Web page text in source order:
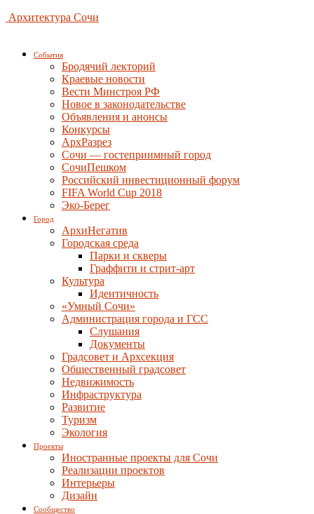
Архитектура Сочи
События
Бродячий лекторий
Краевые новости
Вести Минстроя РФ
Новое в законодательстве
Объявления и анонсы
Конкурсы
АрхРазрез
Сочи — гостеприимный город
СочиПешком
Российский инвестиционный форум
FIFA World Cup 2018
Эко-Берег
Город
АрхиНегатив
Городская среда
Парки и скверы
Граффити и стрит-арт
Культура
Идентичность
«Умный Сочи»
Администрация города и ГСС
Слушания
Документы
Градсовет и Архсекция
Общественный градсовет
Недвижимость
Инфраструктура
Развитие
Туризм
Экология
Проекты
Иностранные проекты для Сочи
Реализации проектов
Интерьеры
Дизайн
Сообщество